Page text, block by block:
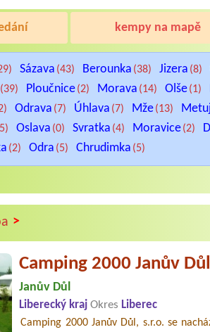
kempy na mapě
Sázava (43) Berounka (38) Jizera (8)
(39) Ploučnice(2) Morava (14) Olše(1)
Odrava (7) Úhlava (7) Mže(13)
Oslava (0) Svratka (4) Moravice(2)
(2) Odra (5) Chrudimka (5)
>
Camping 2000 Janův Důl
Janův Důl
Liberecký krajOkres Liberec
Camping 2000 Janův Důl, s.r.o. se